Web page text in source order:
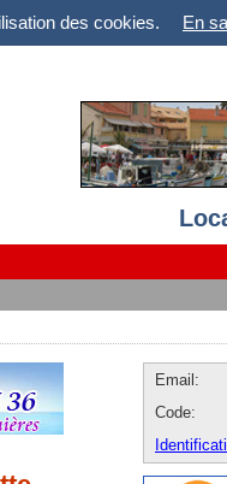
des cookies. En
Email:
Code: